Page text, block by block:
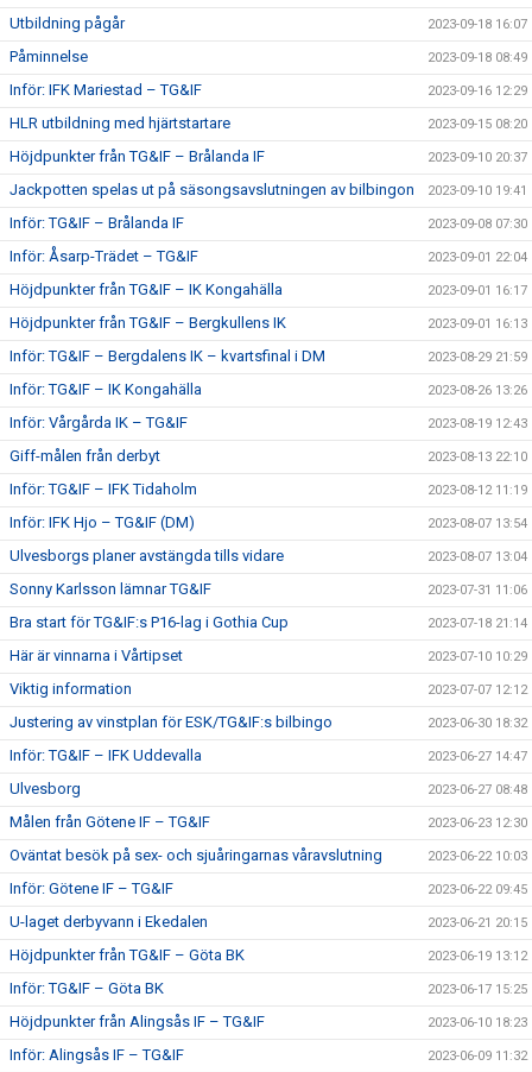
Utbildning pågår 2023-09-18 16:07
Påminnelse 2023-09-18 08:49
Inför: IFK Mariestad – TG&IF 2023-09-16 12:29
HLR utbildning med hjärtstartare 2023-09-15 08:20
Höjdpunkter från TG&IF – Brålanda IF 2023-09-10 20:37
Jackpotten spelas ut på säsongsavslutningen av bilbingon 2023-09-10 19:41
Inför: TG&IF – Brålanda IF 2023-09-08 07:30
Inför: Åsarp-Trädet – TG&IF 2023-09-01 22:04
Höjdpunkter från TG&IF – IK Kongahälla 2023-09-01 16:17
Höjdpunkter från TG&IF – Bergkullens IK 2023-09-01 16:13
Inför: TG&IF – Bergdalens IK – kvartsfinal i DM 2023-08-29 21:59
Inför: TG&IF – IK Kongahälla 2023-08-26 13:26
Inför: Vårgårda IK – TG&IF 2023-08-19 12:43
Giff-målen från derbyt 2023-08-13 22:10
Inför: TG&IF – IFK Tidaholm 2023-08-12 11:19
Inför: IFK Hjo – TG&IF (DM) 2023-08-07 13:54
Ulvesborgs planer avstängda tills vidare 2023-08-07 13:04
Sonny Karlsson lämnar TG&IF 2023-07-31 11:06
Bra start för TG&IF:s P16-lag i Gothia Cup 2023-07-18 21:14
Här är vinnarna i Vårtipset 2023-07-10 10:29
Viktig information 2023-07-07 12:12
Justering av vinstplan för ESK/TG&IF:s bilbingo 2023-06-30 18:32
Inför: TG&IF – IFK Uddevalla 2023-06-27 14:47
Ulvesborg 2023-06-27 08:48
Målen från Götene IF – TG&IF 2023-06-23 12:30
Oväntat besök på sex- och sjuåringarnas våravslutning 2023-06-22 10:03
Inför: Götene IF – TG&IF 2023-06-22 09:45
U-laget derbyvann i Ekedalen 2023-06-21 20:15
Höjdpunkter från TG&IF – Göta BK 2023-06-19 13:12
Inför: TG&IF – Göta BK 2023-06-17 15:25
Höjdpunkter från Alingsås IF – TG&IF 2023-06-10 18:23
Inför: Alingsås IF – TG&IF 2023-06-09 11:32